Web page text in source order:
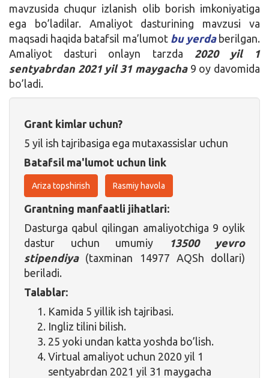
mavzusida chuqur izlanish olib borish imkoniyatiga
ega bo’ladilar. Amaliyot dasturining mavzusi va
maqsadi haqida batafsil ma’lumot bu yerdaberilgan.
Amaliyot dasturi onlayn tarzda 2020 yil 1
sentyabrdan 2021 yil 31 maygacha9 oy davomida
bo’ladi.
Grant kimlar uchun?
5 yil ish tajribasiga ega mutaxassislar uchun
Batafsil ma'lumot uchun link
Ariza topshirish Rasmiy havola
Grantning manfaatli jihatlari:
Dasturga qabul qilingan amaliyotchiga 9 oylik
dastur uchun umumiy
13500 yevro
stipendiya(taxminan 14977 AQSh dollari)
beriladi.
Talablar:
Kamida 5 yillik ish tajribasi.
Ingliz tilini bilish.
25 yoki undan katta yoshda bo’lish.
Virtual amaliyot uchun 2020 yil 1
sentyabrdan 2021 yil 31 maygacha